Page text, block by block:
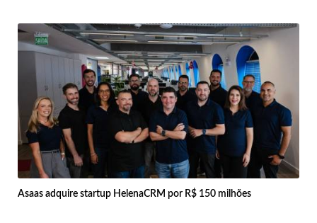
Asaas adquire startup HelenaCRM por R$ 150 milhões